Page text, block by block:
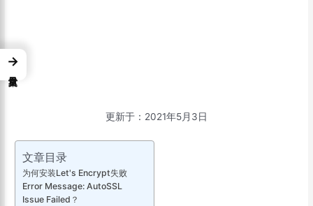
更新于：2021年5月3日
文章目录
为何安装Let's Encrypt失败
Error Message: AutoSSL
Issue Failed？
→